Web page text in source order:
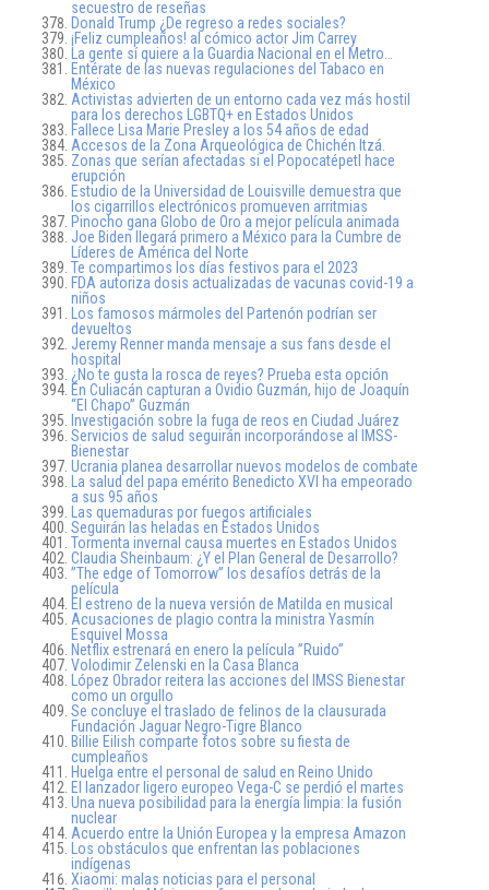
secuestro de reseñas
Donald Trump ¿De regreso a redes sociales?
¡Feliz cumpleaños! al cómico actor Jim Carrey
La gente sí quiere a la Guardia Nacional en el Metro…
Entérate de las nuevas regulaciones del Tabaco en
México
Activistas advierten de un entorno cada vez más hostil
para los derechos LGBTQ+ en Estados Unidos
Fallece Lisa Marie Presley a los 54 años de edad
Accesos de la Zona Arqueológica de Chichén Itzá.
Zonas que serían afectadas si el Popocatépetl hace
erupción
Estudio de la Universidad de Louisville demuestra que
los cigarrillos electrónicos promueven arritmias
Pinocho gana Globo de Oro a mejor película animada
Joe Biden llegará primero a México para la Cumbre de
Líderes de América del Norte
Te compartimos los días festivos para el 2023
FDA autoriza dosis actualizadas de vacunas covid-19 a
niños
Los famosos mármoles del Partenón podrían ser
devueltos
Jeremy Renner manda mensaje a sus fans desde el
hospital
¿No te gusta la rosca de reyes? Prueba esta opción
En Culiacán capturan a Ovidio Guzmán, hijo de Joaquín
“El Chapo” Guzmán
Investigación sobre la fuga de reos en Ciudad Juárez
Servicios de salud seguirán incorporándose al IMSS-
Bienestar
Ucrania planea desarrollar nuevos modelos de combate
La salud del papa emérito Benedicto XVI ha empeorado
a sus 95 años
Las quemaduras por fuegos artificiales
Seguirán las heladas en Estados Unidos
Tormenta invernal causa muertes en Estados Unidos
Claudia Sheinbaum: ¿Y el Plan General de Desarrollo?
”The edge of Tomorrow” los desafíos detrás de la
película
El estreno de la nueva versión de Matilda en musical
Acusaciones de plagio contra la ministra Yasmín
Esquivel Mossa
Netflix estrenará en enero la película ”Ruido”
Volodimir Zelenski en la Casa Blanca
López Obrador reitera las acciones del IMSS Bienestar
como un orgullo
Se concluye el traslado de felinos de la clausurada
Fundación Jaguar Negro-Tigre Blanco
Billie Eilish comparte fotos sobre su fiesta de
cumpleaños
Huelga entre el personal de salud en Reino Unido
El lanzador ligero europeo Vega-C se perdió el martes
Una nueva posibilidad para la energía limpia: la fusión
nuclear
Acuerdo entre la Unión Europea y la empresa Amazon
Los obstáculos que enfrentan las poblaciones
indígenas
Xiaomi: malas noticias para el personal